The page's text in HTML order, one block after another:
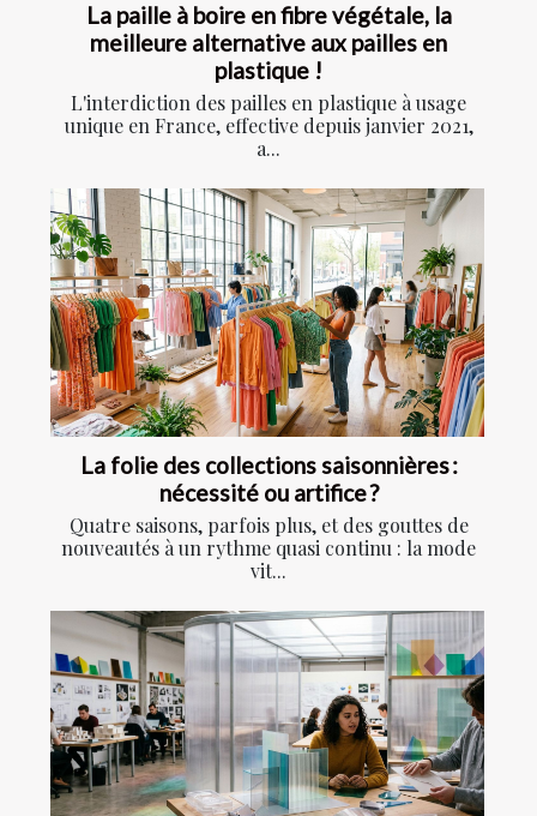
La paille à boire en fibre végétale, la
meilleure alternative aux pailles en
plastique !
L'interdiction des pailles en plastique à usage
unique en France, effective depuis janvier 2021,
a...
La folie des collections saisonnières :
nécessité ou artifice ?
Quatre saisons, parfois plus, et des gouttes de
nouveautés à un rythme quasi continu : la mode
vit...